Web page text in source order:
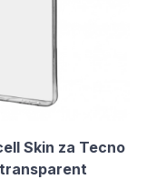
Skin za Tecno